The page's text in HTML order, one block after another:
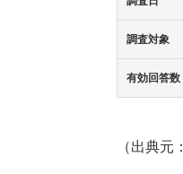
調査対象
有効回答数
（出典元：